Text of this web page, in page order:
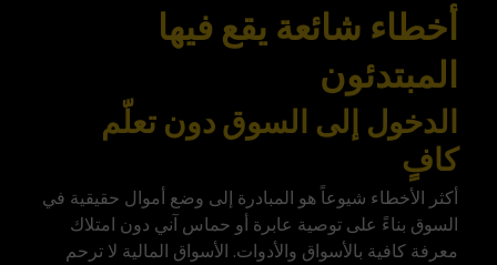
أخطاء شائعة يقع فيها
المبتدئون
الدخول إلى السوق دون تعلّم
كافٍ
أكثر الأخطاء شيوعاً هو المبادرة إلى وضع أموال حقيقية في
السوق بناءً على توصية عابرة أو حماس آني دون امتلاك
معرفة كافية بالأسواق والأدوات. الأسواق المالية لا ترحم